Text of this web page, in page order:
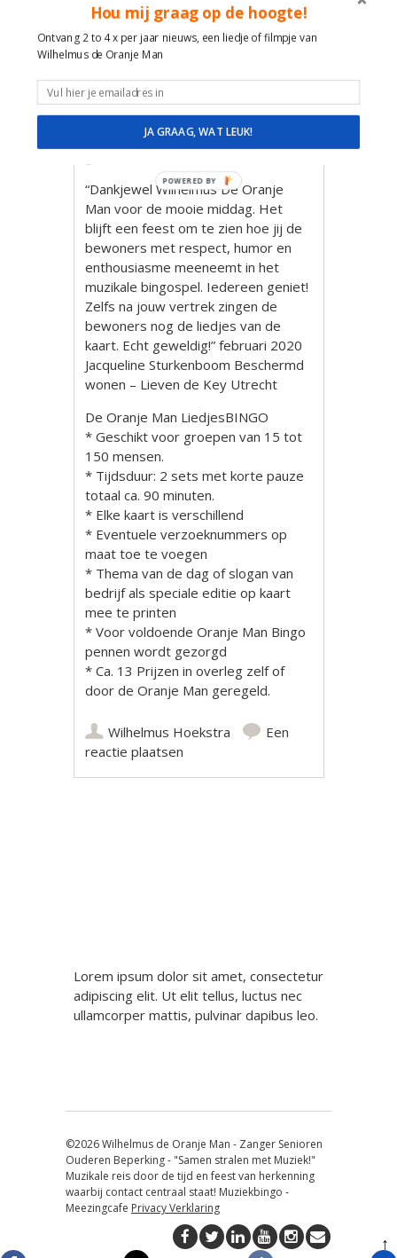
kruisje op de kaart hebben speel ik
dan een nummer van hun kaart of als
er een prijs uit moet speel ik het
ontbrekende nummer.
Ook kunnen de mensen vanaf de
kaart verzoeknummers aanvragen.
Zo wordt het een heerlijk interactief
“Dankjewel Wilhelmus De Oranje
Man voor de mooie middag. Het
blijft een feest om te zien hoe jij de
bewoners met respect, humor en
enthousiasme meeneemt in het
muzikale bingospel. Iedereen geniet!
Zelfs na jouw vertrek zingen de
bewoners nog de liedjes van de
kaart. Echt geweldig!” februari 2020
Jacqueline Sturkenboom Beschermd
wonen – Lieven de Key Utrecht
De Oranje Man LiedjesBINGO
* Geschikt voor groepen van 15 tot
150 mensen.
* Tijdsduur: 2 sets met korte pauze
totaal ca. 90 minuten.
* Elke kaart is verschillend
* Eventuele verzoeknummers op
maat toe te voegen
* Thema van de dag of slogan van
bedrijf als speciale editie op kaart
mee te printen
* Voor voldoende Oranje Man Bingo
pennen wordt gezorgd
* Ca. 13 Prijzen in overleg zelf of
door de Oranje Man geregeld.
Wilhelmus Hoekstra
Een
reactie plaatsen
Lorem ipsum dolor sit amet, consectetur
adipiscing elit. Ut elit tellus, luctus nec
ullamcorper mattis, pulvinar dapibus leo.
©2026 Wilhelmus de Oranje Man - Zanger Senioren
Ouderen Beperking - "Samen stralen met Muziek!"
Muzikale reis door de tijd en feest van herkenning
waarbij contact centraal staat! Muziekbingo -
Meezingcafe Privacy Verklaring
↑
Hou mij graag op de hoogte!
Ontvang 2 to 4 x per jaar nieuws, een liedje of filmpje van
Wilhelmus de Oranje Man
JA GRAAG, WAT LEUK!
POWERED BY